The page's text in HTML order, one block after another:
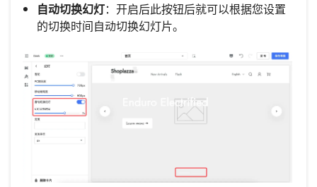
自动切换幻灯：开启后此按钮后就可以根据您设置
的切换时间自动切换幻灯片。